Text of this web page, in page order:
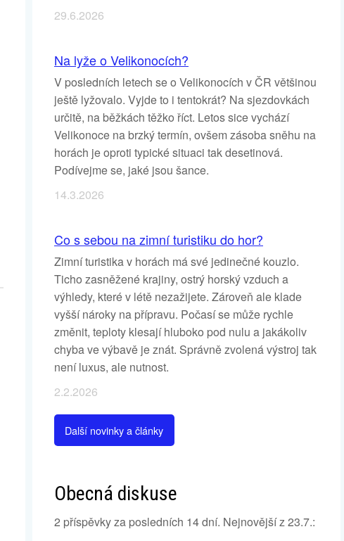
29.6.2026
Na lyže o Velikonocích?
V posledních letech se o Velikonocích v ČR většinou
ještě lyžovalo. Vyjde to i tentokrát? Na sjezdovkách
určitě, na běžkách těžko říct. Letos sice vychází
Velikonoce na brzký termín, ovšem zásoba sněhu na
horách je oproti typické situaci tak desetinová.
Podívejme se, jaké jsou šance.
14.3.2026
Co s sebou na zimní turistiku do hor?
Zimní turistika v horách má své jedinečné kouzlo.
Ticho zasněžené krajiny, ostrý horský vzduch a
výhledy, které v létě nezažijete. Zároveň ale klade
vyšší nároky na přípravu. Počasí se může rychle
změnit, teploty klesají hluboko pod nulu a jakákoliv
chyba ve výbavě je znát. Správně zvolená výstroj tak
není luxus, ale nutnost.
2.2.2026
Další novinky a články
Obecná diskuse
2 příspěvky za posledních 14 dní. Nejnovější z 23.7.: